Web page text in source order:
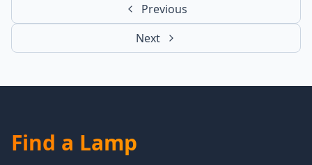
Previous
Next
Find a Lamp